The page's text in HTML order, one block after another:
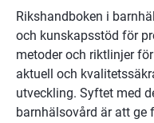
Rikshandboken i
och kunskapsstöd för
metoder och riktlinjer
aktuell och
utveckling. Syftet med
barnhälsovård är att